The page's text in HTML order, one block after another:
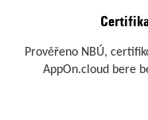
Prověřeno NBÚ,
AppOn.cloud bere